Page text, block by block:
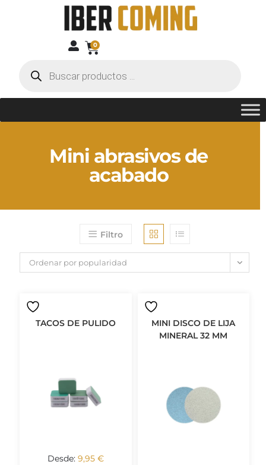
0
Mini abrasivos de
acabado
Filtro
Ordenar por popularidad
TACOS DE PULIDO
Desde: 9,95 €
MINI DISCO DE LIJA
MINERAL 32 MM